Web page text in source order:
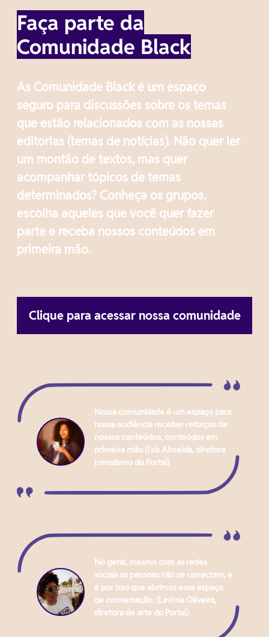
Faça parte da
Comunidade Black
As Comunidade Black é um espaço
seguro para discussões sobre os temas
que estão relacionados com as nossas
editorias (temas de notícias). Não quer ler
um montão de textos, mas quer
acompanhar tópicos de temas
determinados? Conheça os grupos,
escolha aqueles que você quer fazer
parte e receba nossos conteúdos em
primeira mão.
Clique para acessar nossa comunidade
Nossa comunidade é um espaço para
nossa audiência receber reforços de
nossos conteúdos, conteúdos em
primeira mão (I'sis Almeida, diretora
jornalismo do Portal)
No geral, mesmo com as redes
sociais as pessoas não se conectam, e
é por isso que abrimos esse espaço
de conversação. (Lavínia Oliveira,
diretora de arte do Portal)